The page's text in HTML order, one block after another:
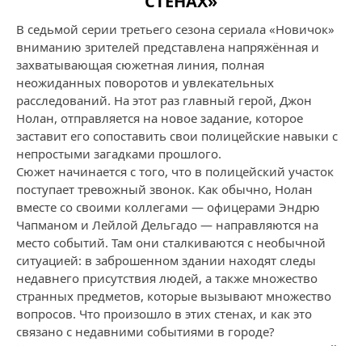
В седьмой серии третьего сезона сериала «Новичок»
вниманию зрителей представлена напряжённая и
захватывающая сюжетная линия, полная
неожиданных поворотов и увлекательных
расследований. На этот раз главный герой, Джон
Нолан, отправляется на новое задание, которое
заставит его сопоставить свои полицейские навыки с
непростыми загадками прошлого.
Сюжет начинается с того, что в полицейский участок
поступает тревожный звонок. Как обычно, Нолан
вместе со своими коллегами — офицерами Эндрю
Чапманом и Лейлой Дельгадо — направляются на
место событий. Там они сталкиваются с необычной
ситуацией: в заброшенном здании находят следы
недавнего присутствия людей, а также множество
странных предметов, которые вызывают множество
вопросов. Что произошло в этих стенах, и как это
связано с недавними событиями в городе?